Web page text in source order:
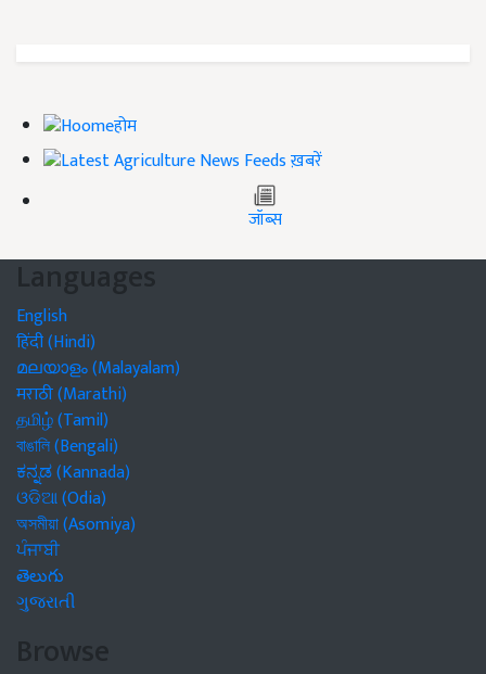
होम
ख़बरें
जॉब्स
Languages
English
हिंदी (Hindi)
മലയാളം (Malayalam)
मराठी (Marathi)
தமிழ் (Tamil)
বাঙালি (Bengali)
ಕನ್ನಡ (Kannada)
ଓଡିଆ (Odia)
অসমীয়া (Asomiya)
ਪੰਜਾਬੀ
తెలుగు
ગુજરાતી
Browse